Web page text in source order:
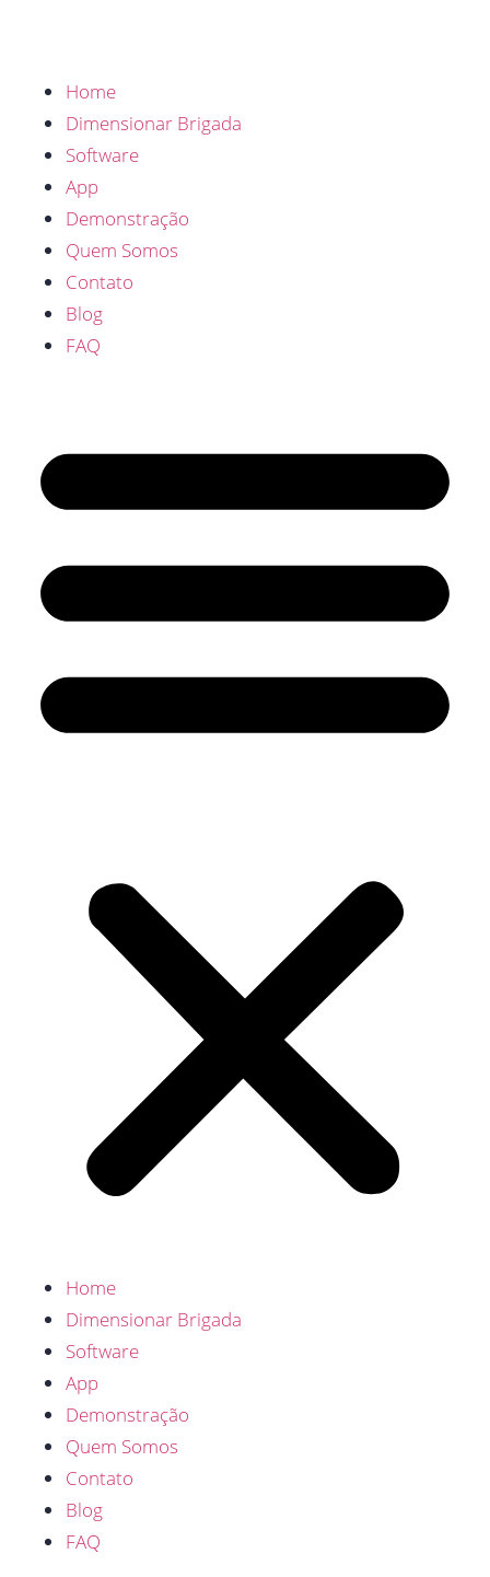
Home
Dimensionar Brigada
Software
App
Demonstração
Quem Somos
Contato
Blog
FAQ
Home
Dimensionar Brigada
Software
App
Demonstração
Quem Somos
Contato
Blog
FAQ